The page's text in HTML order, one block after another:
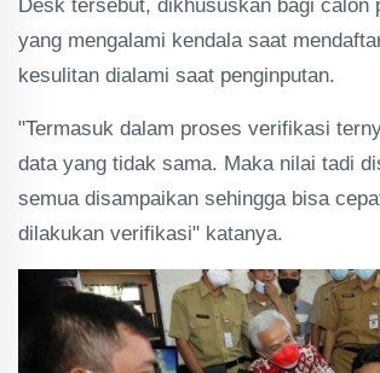
Desk tersebut, dikhususkan bagi calon
yang mengalami kendala saat
kesulitan dialami saat penginputan.
"Termasuk dalam proses verifikasi
data yang tidak sama. Maka nilai tadi
semua disampaikan sehingga bisa
dilakukan verifikasi" katanya.